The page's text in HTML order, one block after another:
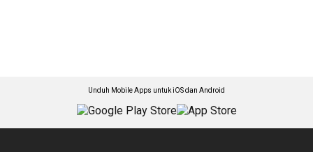
Unduh Mobile Apps untuk iOS dan Android